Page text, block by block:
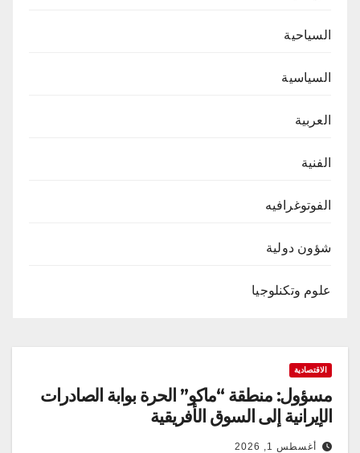
السياحية
السياسية
العربية
الفنية
الفوتوغرافيه
شؤون دولية
علوم وتكنلوجيا
الاقتصادية
مسؤول: منطقة “ماكو” الحرة بوابة الصادرات
الإيرانية إلى السوق الأفريقية
أغسطس 1, 2026